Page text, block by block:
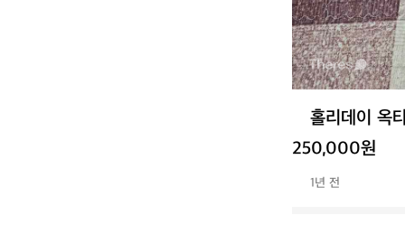
홀리데이 옥
250,000원
1년 전